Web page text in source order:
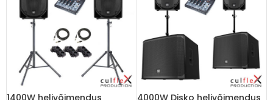
1400W helivõimendus 4000W Disko helivõimendus